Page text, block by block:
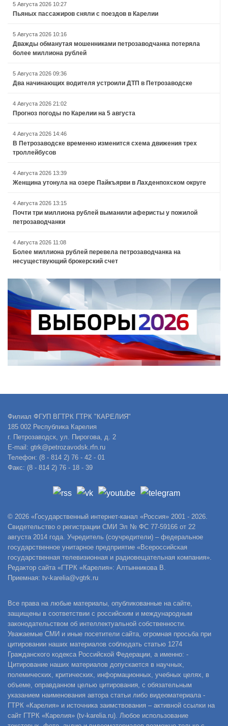
5 Августа 2026 10:27
Пьяных пассажиров сняли с поездов в Карелии
5 Августа 2026 10:16
Дважды обманутая мошенниками петрозаводчанка потеряла
более миллиона рублей
5 Августа 2026 09:36
Два начинающих водителя устроили ДТП в Петрозаводске
4 Августа 2026 21:02
Прогноз погоды по Карелии на 5 августа
4 Августа 2026 14:46
В Петрозаводске временно изменится схема движения трех
троллейбусов
4 Августа 2026 13:39
Женщина утонула на озере Пайкъярви в Лахденпохском округе
4 Августа 2026 13:15
Почти три миллиона рублей выманили аферисты у пожилой
петрозаводчанки
4 Августа 2026 11:08
Более миллиона рублей перевела петрозаводчанка на
несуществующий брокерский счет
Филиал ФГУП ВГТРК ГТРК "КАРЕЛИЯ"
185 002 Республика Карелия
г. Петрозаводск, ул. Пирогова, д. 2
E-mail: gtrk@petrozavodsk.rfn.ru
Телефон: (8 - 814 2) 76 - 42 - 01
Факс: (8 - 814 2) 76 - 18 - 39
© 2026 «Государственный интернет-канал «Россия» 2001 - 2026.
Свидетельство о регистрации СМИ Эл № ФС 77-59166 от 22
августа 2014 года. Учредитель (соучредители) – федеральное
государственное унитарное предприятие «Всероссийская
государственная телевизионная и радиовещательная компания».
Редактор сайта «ГТРК «Карелия»: Алтынникова В.
Приемная: tv-karelia@vgtrk.ru
Все права на любые материалы, опубликованные на сайте,
защищены в соответствии с российским и международным
законодательством об интеллектуальной собственности.
Уважаемые СМИ и иные посетители сайта, огромная просьба при
цитировании наших материалов соблюдать статью 1274
Гражданского кодекса Российской Федерации, а именно: -
Цитирование наших материалов допускается в научных,
полемических, критических, информационных, учебных целях, в
объеме, оправданном целью цитирования, с обязательным
указанием наименования автора статьи либо видеоматериала -
ГТРК «Карелия» и источника заимствования – активной ссылки на
сайт ГТРК «Карелия» (tv-karelia.ru). Любое использование